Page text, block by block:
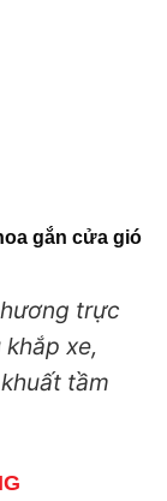
gắn cửa gió
trực
xe,
tầm